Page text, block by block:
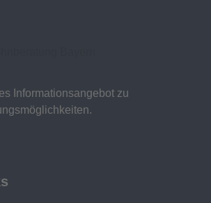
Informationsangebot zu